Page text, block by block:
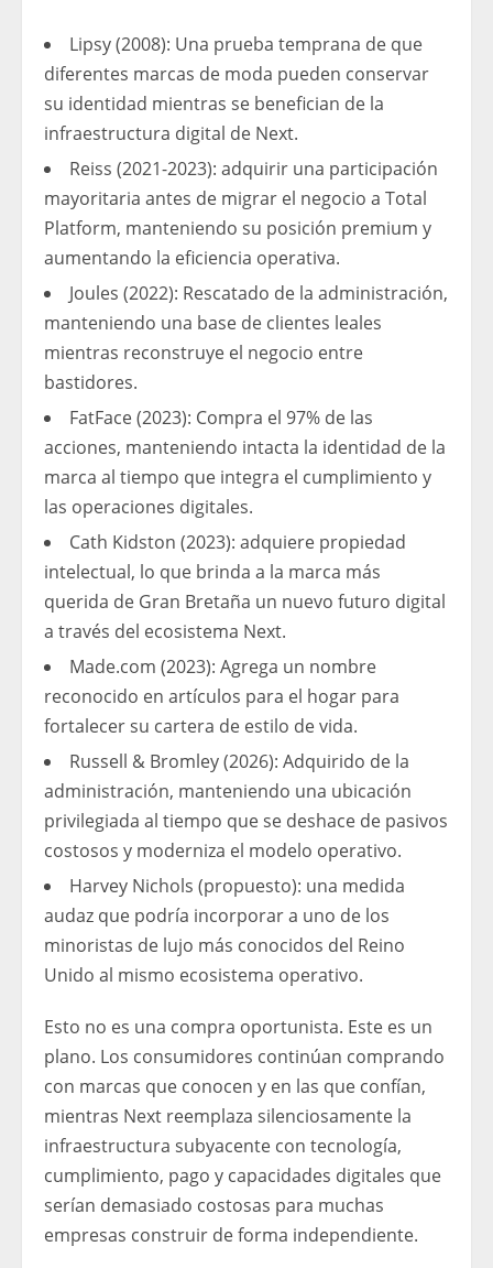
Lipsy (2008): Una prueba temprana de que
diferentes marcas de moda pueden conservar
su identidad mientras se benefician de la
infraestructura digital de Next.
Reiss (2021-2023): adquirir una participación
mayoritaria antes de migrar el negocio a Total
Platform, manteniendo su posición premium y
aumentando la eficiencia operativa.
Joules (2022): Rescatado de la administración,
manteniendo una base de clientes leales
mientras reconstruye el negocio entre
bastidores.
FatFace (2023): Compra el 97% de las
acciones, manteniendo intacta la identidad de la
marca al tiempo que integra el cumplimiento y
las operaciones digitales.
Cath Kidston (2023): adquiere propiedad
intelectual, lo que brinda a la marca más
querida de Gran Bretaña un nuevo futuro digital
a través del ecosistema Next.
Made.com (2023): Agrega un nombre
reconocido en artículos para el hogar para
fortalecer su cartera de estilo de vida.
Russell & Bromley (2026): Adquirido de la
administración, manteniendo una ubicación
privilegiada al tiempo que se deshace de pasivos
costosos y moderniza el modelo operativo.
Harvey Nichols (propuesto): una medida
audaz que podría incorporar a uno de los
minoristas de lujo más conocidos del Reino
Unido al mismo ecosistema operativo.
Esto no es una compra oportunista. Este es un
plano. Los consumidores continúan comprando
con marcas que conocen y en las que confían,
mientras Next reemplaza silenciosamente la
infraestructura subyacente con tecnología,
cumplimiento, pago y capacidades digitales que
serían demasiado costosas para muchas
empresas construir de forma independiente.